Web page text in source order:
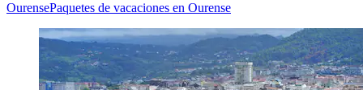
OurensePaquetes de vacaciones en Ourense